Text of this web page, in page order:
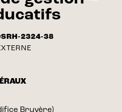
2324-38
Bruyère)